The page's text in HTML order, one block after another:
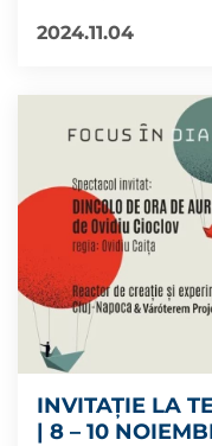
2024.11.04
INVITAȚIE LA
| 8 – 10